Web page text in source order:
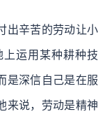
出辛苦的劳动让小
运用某种耕种技
是深信自己是在服
来说，劳动是精神